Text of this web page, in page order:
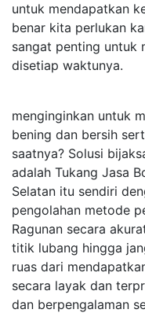
untuk mendapatkan
benar kita perlukan
sangat penting untuk
disetiap waktunya.
menginginkan untuk
bening dan bersih
saatnya? Solusi
adalah Tukang Jasa
Selatan itu sendiri
pengolahan metode
Ragunan secara
titik lubang hingga
ruas dari
secara layak dan
dan berpengalaman